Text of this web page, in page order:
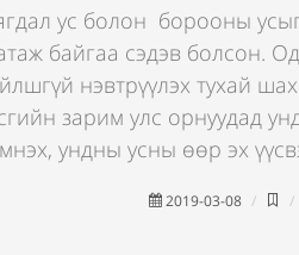
ус болон борооны
байгаа сэдэв болсон.
нэвтрүүлэх тухай
зарим улс орнуудад
ундны усны өөр эх
2019-03-08